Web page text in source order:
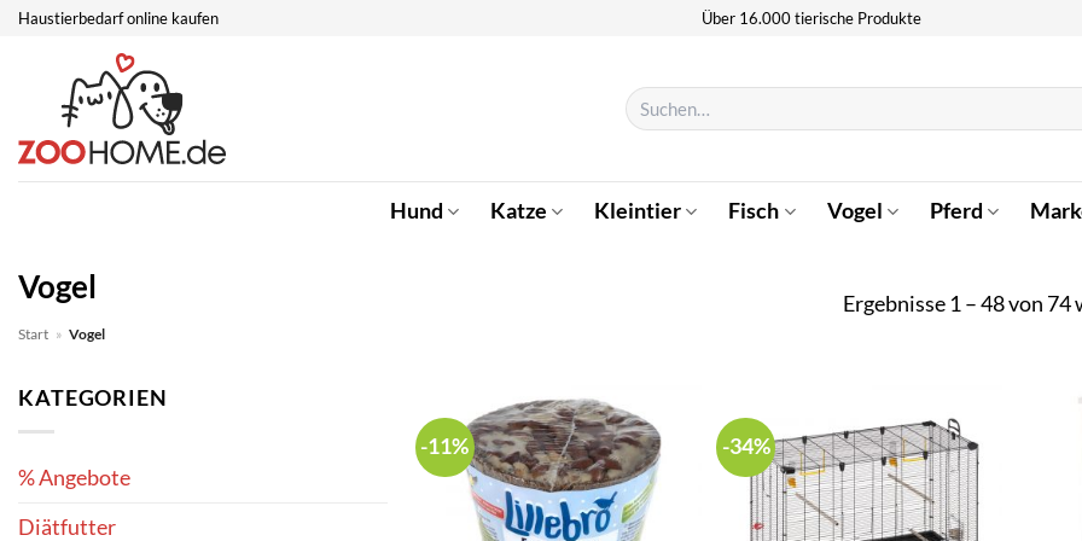
Zum
springen
Haustierbedarf online kaufen Über 16.000 tierische Produkte
Suchen
nach:
Hund Katze Kleintier Fisch Vogel Pferd
Vogel
Start » Vogel
Ergebnisse 1 – 48 von
KATEGORIEN
% Angebote
Diätfutter
-11% -34%